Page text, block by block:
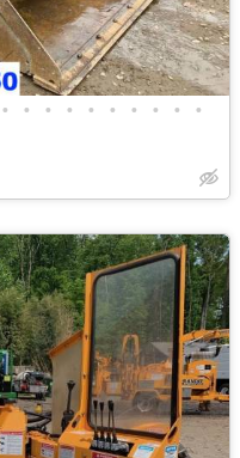
• • • • • • • • • •